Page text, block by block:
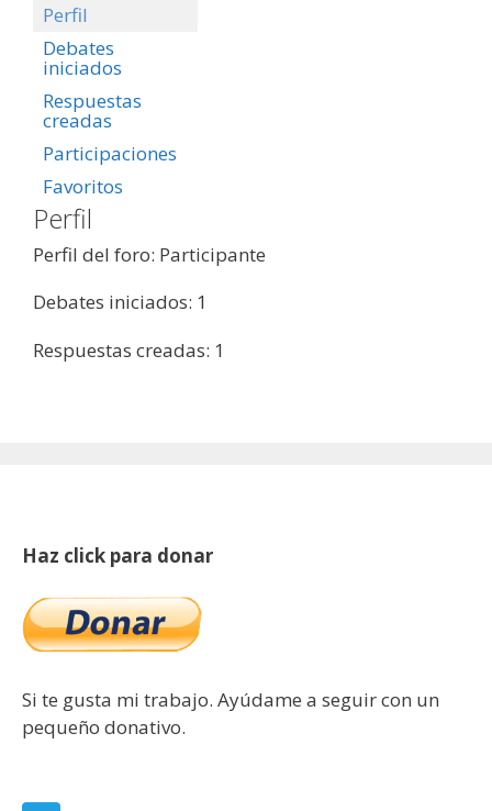
Perfil
Debates
iniciados
Respuestas
creadas
Participaciones
Favoritos
Perfil
Perfil del foro: Participante
Debates iniciados: 1
Respuestas creadas: 1
Haz click para donar
Si te gusta mi trabajo. Ayúdame a seguir con un
pequeño donativo.